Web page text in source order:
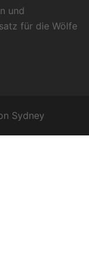
und
für die Wölfe
Sydney